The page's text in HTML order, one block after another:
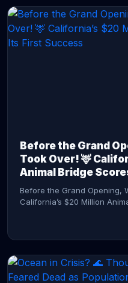
Before the Grand
Took Over! 🦌
Animal Bridge
Before the Grand Opening,
California’s $20 Million